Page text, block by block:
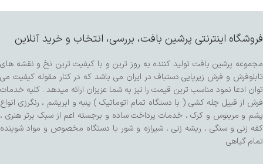
فروشگاه اینترنتی پرشین بافت، بررسی، انتخاب و خرید آنلاین
مجموعه پرشین بافت تولید کننده به روز ترین و با کیفیت ترین نخ و نقشه های
تابلوفرش و فرش زیرپایی دستباف در ایران می باشد که در کنار مقوله کیفیت می
توان ادعا نمود مناسب ترین قیمت را نیز به شما عزیزان ارائه میدهد . کلیه خدمات
فرش از قبیل چله کشی ( با دستگاه تمام اتوماتیک ) پنبه و ابریشم ، رنگرزی انواع
پشم و مرینوس و کرک ، خدمات پرداخت ساده و برجسته اعم از سبک برتر هنری ،
کفه زنی و سنگی ، ریشه زنی ، شیرازه و شور با دستگاه مخصوص و مواد شوینده
تمام گیاهی